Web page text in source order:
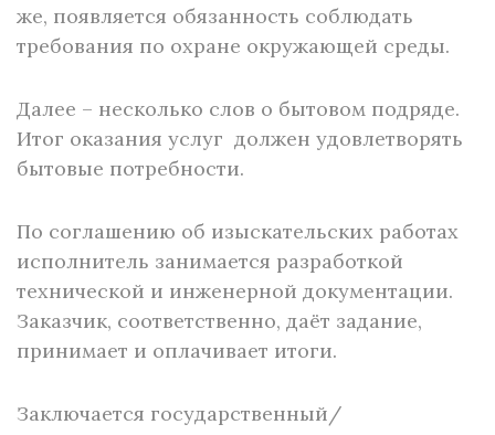
же, появляется обязанность соблюдать
требования по охране окружающей среды.
Далее – несколько слов о бытовом подряде.
Итог оказания услуг должен удовлетворять
бытовые потребности.
По соглашению об изыскательских работах
исполнитель занимается разработкой
технической и инженерной документации.
Заказчик, соответственно, даёт задание,
принимает и оплачивает итоги.
Заключается государственный/